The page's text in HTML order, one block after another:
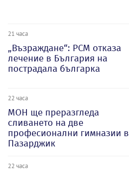
21 часа
„Възраждане“: РСМ отказа
лечение в България на
пострадала българка
22 часа
МОН ще преразгледа
сливането на две
професионални гимназии в
Пазарджик
22 часа